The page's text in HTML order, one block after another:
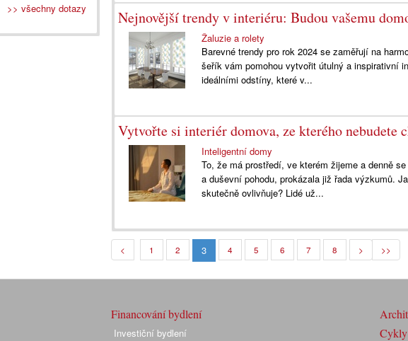
Nejnovější trendy v interiéru: Budou vašemu
Žaluzie a rolety
Barevné trendy pro rok 2024 se zaměřují na
šeřík vám pomohou vytvořit útulný a inspirativní
ideálními odstíny, které v...
Vytvořte si interiér domova, ze kterého nebudete
Inteligentní domy
To, že má prostředí, ve kterém žijeme a denně
a duševní pohodu, prokázala již řada výzkumů.
skutečně ovlivňuje? Lidé už...
< 1 2 3 4 5 6 7 8 > >>
>> všechny dotazy
Financování bydlení
Investiční bydlení